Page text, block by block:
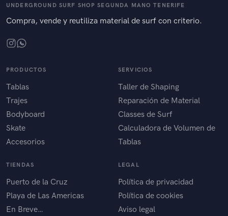
UNDERGROUND SURF SHOP SEGUNDA MANO TENERIFE
Compra, vende y reutiliza material de surf con criterio.
PRODUCTOS
Tablas
Trajes
Bodyboard
Skate
Accesorios
SERVICIOS
Taller de Shaping
Reparación de Material
Classes de Surf
Calculadora de Volumen de
Tablas
TIENDAS
Puerto de la Cruz
Playa de Las Americas
En Breve…
LEGAL
Política de privacidad
Política de cookies
Aviso legal